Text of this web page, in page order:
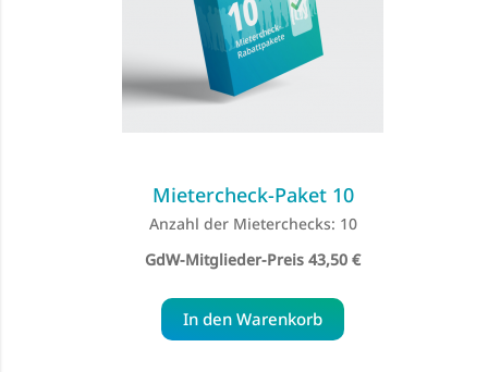
Mietercheck-Paket 10
Anzahl der Mieterchecks: 10
Special
Price
43,50 €
In den Warenkorb